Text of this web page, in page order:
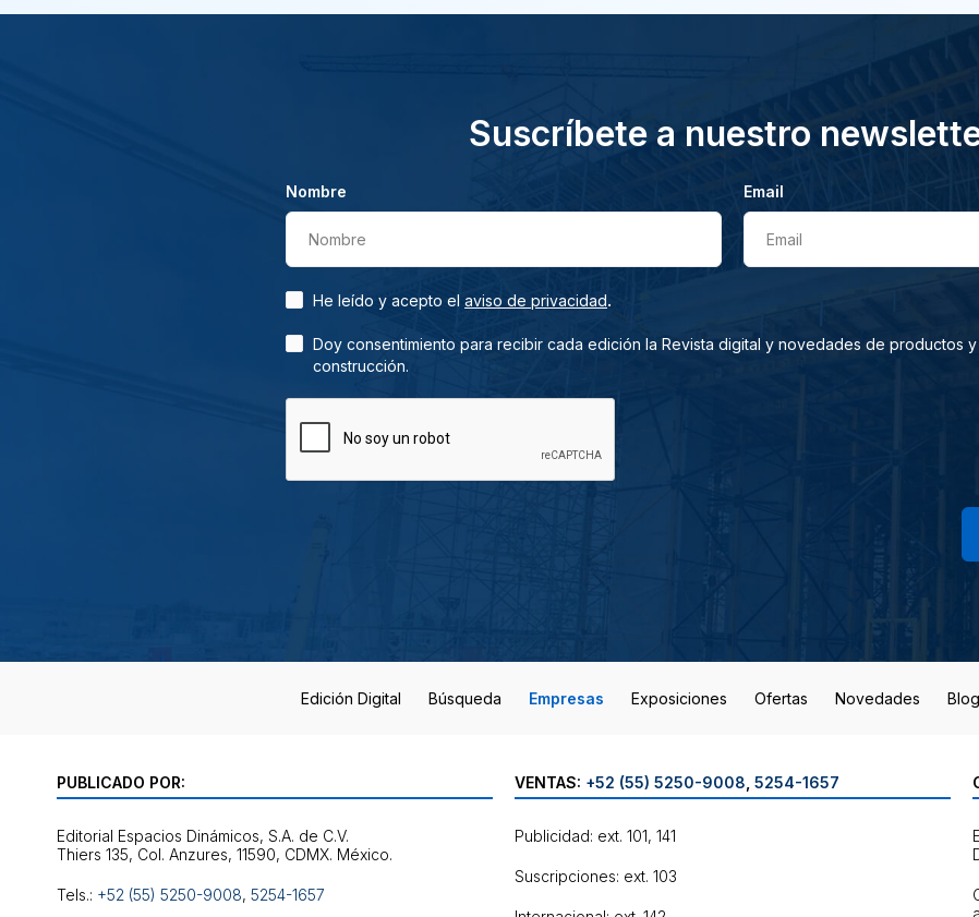
Suscríbete a nuestro
Nombre
Nombre
Email
Email
He leído y acepto el aviso de privacidad.
Doy consentimiento para recibir cada edición la Revista digital y novedades de productos
construcción.
Edición Digital Búsqueda Empresas Exposiciones Ofertas Novedades Blog
PUBLICADO POR:
Editorial Espacios Dinámicos, S.A. de C.V.
Tels.: +52 (55) 5250-9008, 5254-1657
VENTAS: +52 (55) 5250-9008 5254-1657
Publicidad: ext. 101, 141
Suscripciones: ext. 103